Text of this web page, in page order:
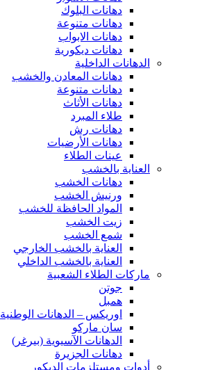
دهانات البلوك
دهانات متنوعة
دهانات الابواب
دهانات ديكورية
الدهانات الداخلية
دهانات المعادن والخشب
دهانات متنوعة
دهانات الأثاث
طلاء المبرد
دهانات رش
دهانات الأرضيات
عينات الطلاء
العناية بالخشب
دهانات الخشب
ورنيش الخشب
المواد الحافظة للخشب
زيت الخشب
شمع الخشب
العناية بالخشب الخارجي
العناية بالخشب الداخلي
ماركات الطلاء الشعبية
جوتن
همبل
اوريكس – الدهانات الوطنية
سان ماركو
الدهانات الآسيوية (بيرغر)
دهانات الجزيرة
أدوات ومستلزمات الديكور